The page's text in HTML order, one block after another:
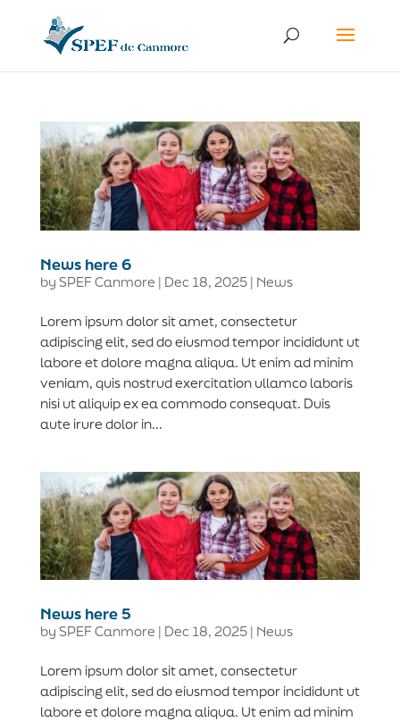
News here 6
by SPEF Canmore | Dec 18, 2025| News
Lorem ipsum dolor sit amet, consectetur
adipiscing elit, sed do eiusmod tempor incididunt ut
labore et dolore magna aliqua. Ut enim ad minim
veniam, quis nostrud exercitation ullamco laboris
nisi ut aliquip ex ea commodo consequat. Duis
aute irure dolor in...
News here 5
by SPEF Canmore | Dec 18, 2025| News
Lorem ipsum dolor sit amet, consectetur
adipiscing elit, sed do eiusmod tempor incididunt ut
labore et dolore magna aliqua. Ut enim ad minim